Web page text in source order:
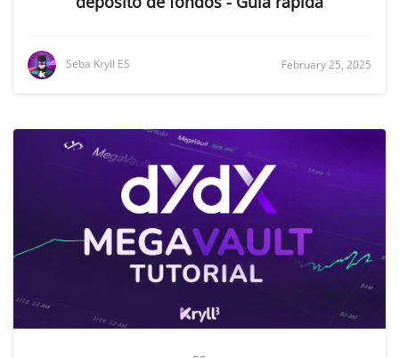
Seba Kryll ES February 25, 2025